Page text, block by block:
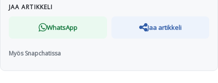
JAA ARTIKKELI
WhatsApp Jaa artikkeli
Myös Snapchatissa